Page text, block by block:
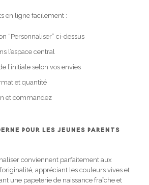
en ligne facilement :
“Personnaliser” ci-dessus
l’espace central
l’initiale selon vos envies
et quantité
et commandez
POUR LES JEUNES PARENTS
conviennent parfaitement aux
appréciant les couleurs vives et
une papeterie de naissance fraîche et